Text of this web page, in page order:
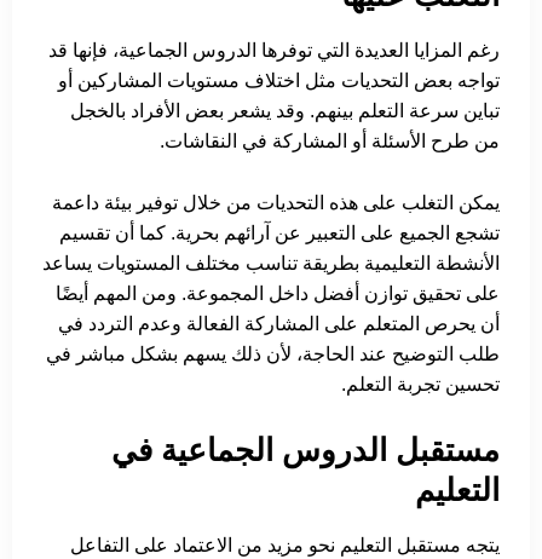
رغم المزايا العديدة التي توفرها الدروس الجماعية، فإنها قد
تواجه بعض التحديات مثل اختلاف مستويات المشاركين أو
تباين سرعة التعلم بينهم. وقد يشعر بعض الأفراد بالخجل
من طرح الأسئلة أو المشاركة في النقاشات.
يمكن التغلب على هذه التحديات من خلال توفير بيئة داعمة
تشجع الجميع على التعبير عن آرائهم بحرية. كما أن تقسيم
الأنشطة التعليمية بطريقة تناسب مختلف المستويات يساعد
على تحقيق توازن أفضل داخل المجموعة. ومن المهم أيضًا
أن يحرص المتعلم على المشاركة الفعالة وعدم التردد في
طلب التوضيح عند الحاجة، لأن ذلك يسهم بشكل مباشر في
تحسين تجربة التعلم.
مستقبل الدروس الجماعية في
التعليم
يتجه مستقبل التعليم نحو مزيد من الاعتماد على التفاعل